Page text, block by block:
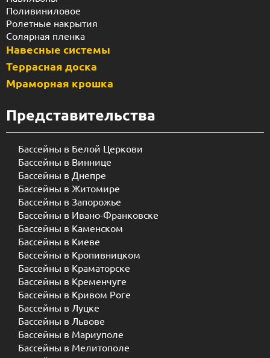
Поливиниловое
Ролетные накрытия
Солярная пленка
Навесные системы
Террасная доска
Мраморная крошка
Представительства
Бассейны в Белой Церкови
Бассейны в Виннице
Бассейны в Днепре
Бассейны в Житомире
Бассейны в Запорожье
Бассейны в Ивано-Франковске
Бассейны в Каменском
Бассейны в Киеве
Бассейны в Кропивницком
Бассейны в Краматорске
Бассейны в Кременчуге
Бассейны в Кривом Роге
Бассейны в Луцке
Бассейны в Львове
Бассейны в Мариуполе
Бассейны в Мелитополе